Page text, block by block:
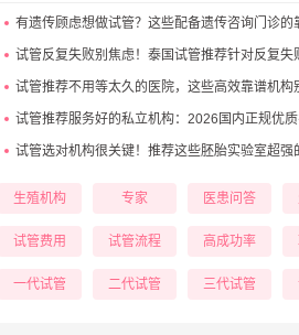
有遗传顾虑想做试管？这些配备遗传咨询门诊的靠谱
试管反复失败别焦虑！泰国试管推荐针对反复失败的
试管推荐不用等太久的医院，这些高效靠谱机构
试管推荐服务好的私立机构：2026国内正规优
试管选对机构很关键！推荐这些胚胎实验室超强
生殖机构 专家 医患问答
试管费用 试管流程 高成功率
一代试管 二代试管 三代试管